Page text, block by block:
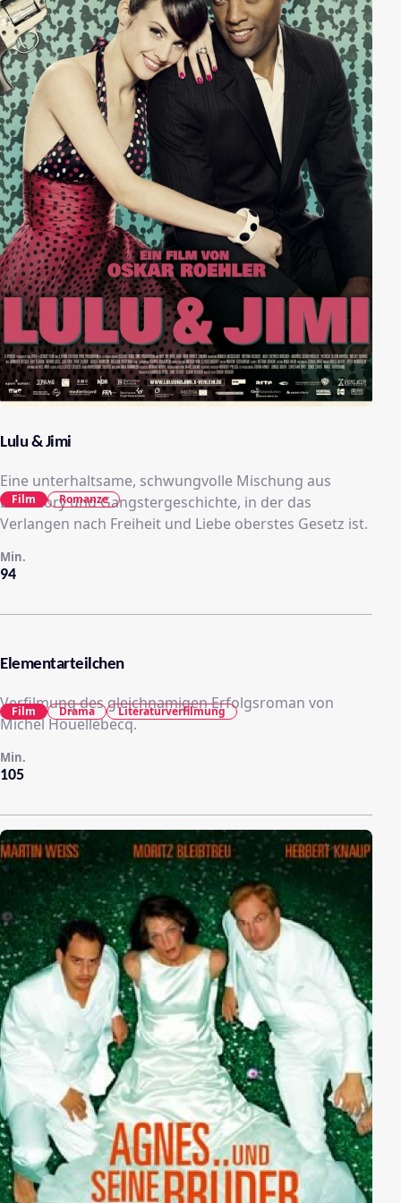
Lulu & Jimi
Eine unterhaltsame, schwungvolle Mischung aus
Lovestory und Gangstergeschichte, in der das
Verlangen nach Freiheit und Liebe oberstes Gesetz ist.
94
Min.
Film Romanze
Elementarteilchen
Verfilmung des gleichnamigen Erfolgsroman von
Michel Houellebecq.
105
Min.
Film Drama Literaturverfilmung